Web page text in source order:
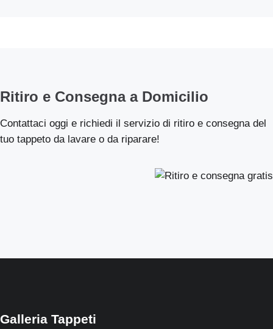
Ritiro e Consegna a Domicilio
Contattaci oggi e richiedi il servizio di ritiro e consegna del
tuo tappeto da lavare o da riparare!
Galleria Tappeti